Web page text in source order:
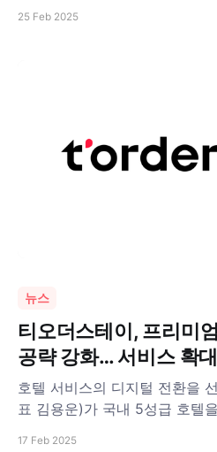
25 Feb 2025
뉴스
티오더스테이, 프리미
공략 강화… 서비스 확
호텔 서비스의 디지털 전환을
표 김용운)가 국내 5성급 호텔
17 Feb 2025